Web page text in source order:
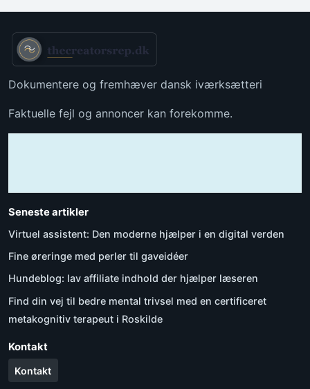
Dokumentere og fremhæver dansk iværksætteri
Faktuelle fejl og annoncer kan forekomme.
Seneste artikler
Virtuel assistent: Den moderne hjælper i en digital verden
Fine øreringe med perler til gaveidéer
Hundeblog: lav affiliate indhold der hjælper læseren
Find din vej til bedre mental trivsel med en certificeret
metakognitiv terapeut i Roskilde
Kontakt
Kontakt